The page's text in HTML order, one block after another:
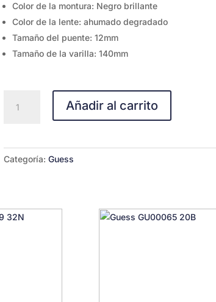
Color de la montura: Negro brillante
Color de la lente: ahumado degradado
Tamaño del puente: 12mm
Tamaño de la varilla: 140mm
5801B
Añadir al carrito
Categoría:Guess